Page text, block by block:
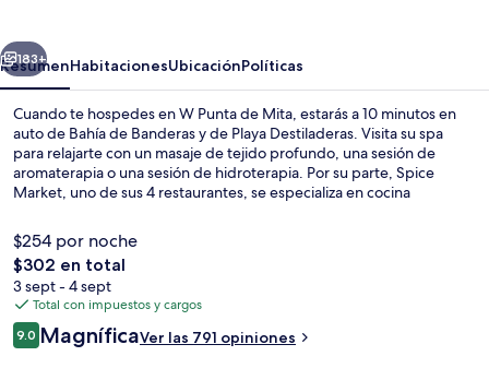
Siguiente
183+
ResumenHabitacionesUbicaciónPolíticas
Cuando te hospedes en W Punta de Mita, estarás a 10 minutos en
auto de Bahía de Banderas y de Playa Destiladeras. Visita su spa
para relajarte con un masaje de tejido profundo, una sesión de
aromaterapia o una sesión de hidroterapia. Por su parte, Spice
Market, uno de sus 4 restaurantes, se especializa en cocina
destacar de este hotel de lujo son sus 2 albercas al aire libre, su bar o
lounge y su sala de fitness abierta las 24 horas. Otros visitantes
hablan maravillas de las amenidades y características como el
personal amable.
$254 por noche
El
precio
total
es
de
$302 en total
3 sept - 4 sept
Total con impuestos y cargos
Opiniones
9.09.0 de 10,
MagníficaVer las 791 opiniones